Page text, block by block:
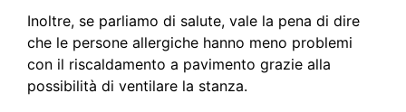
Inoltre, se parliamo di salute, vale la pena di dire
che le persone allergiche hanno meno problemi
con il riscaldamento a pavimento grazie alla
possibilità di ventilare la stanza.